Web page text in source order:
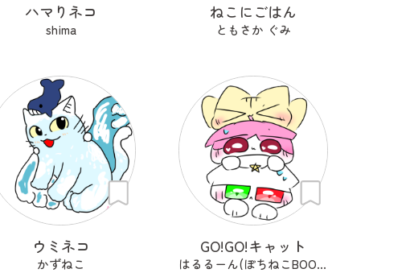
ハマりネコ
shima
ねこにごはん
ともさか ぐみ
ウミネコ
かずねこ
GO!GO!キャット
はるるーん(ぽちねこBOOKS)